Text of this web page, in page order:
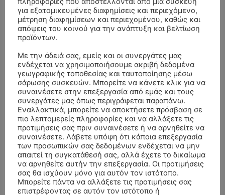
για εξατομικευμένες διαφημίσεις και περιεχόμενο,
μέτρηση διαφημίσεων και περιεχομένου, καθώς και
απόψεις του κοινού για την ανάπτυξη και βελτίωση
προϊόντων.
Με την άδειά σας, εμείς και οι συνεργάτες μας
ενδέχεται να χρησιμοποιήσουμε ακριβή δεδομένα
γεωγραφικής τοποθεσίας και ταυτοποίησης μέσω
σάρωσης συσκευών. Μπορείτε να κάνετε κλικ για να
συναινέσετε στην επεξεργασία από εμάς και τους
συνεργάτες μας όπως περιγράφεται παραπάνω.
Εναλλακτικά, μπορείτε να αποκτήσετε πρόσβαση σε
πιο λεπτομερείς πληροφορίες και να αλλάξετε τις
προτιμήσεις σας πριν συναινέσετε ή να αρνηθείτε να
συναινέσετε. Λάβετε υπόψη ότι κάποια επεξεργασία
των προσωπικών σας δεδομένων ενδέχεται να μην
απαιτεί τη συγκατάθεσή σας, αλλά έχετε το δικαίωμα
να αρνηθείτε αυτήν την επεξεργασία. Οι προτιμήσεις
σας θα ισχύουν μόνο για αυτόν τον ιστότοπο.
Μπορείτε πάντα να αλλάξετε τις προτιμήσεις σας
επιστρέφοντας σε αυτόν τον ιστότοπο ή